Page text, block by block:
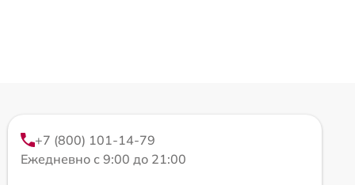
+7 (800) 101-14-79
Ежедневно с 9:00 до 21:00